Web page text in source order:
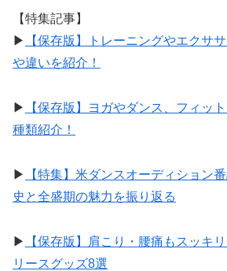
【特集記事】
▶︎
【保存版】トレーニングやエクサ
や違いを紹介！
▶︎
【保存版】ヨガやダンス、フィッ
種類紹介！
▶︎
【特集】米ダンスオーディション
史と全盛期の魅力を振り返る
▶︎
【保存版】肩こり・腰痛もスッキ
リースグッズ8選